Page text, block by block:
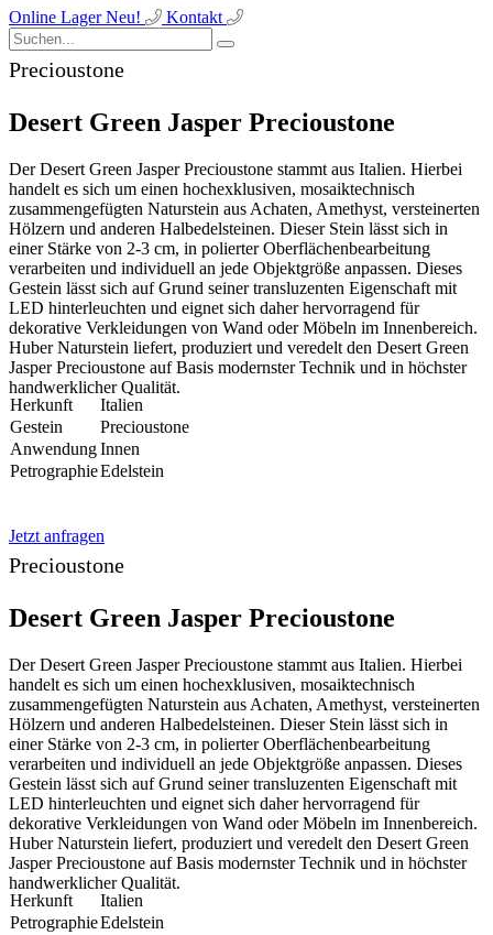
Online LagerNeu! Kontakt
Precioustone
Desert Green Jasper Precioustone
Der Desert Green Jasper Precioustone stammt aus Italien. Hierbei
handelt es sich um einen hochexklusiven, mosaiktechnisch
zusammengefügten Naturstein aus Achaten, Amethyst, versteinerten
Hölzern und anderen Halbedelsteinen. Dieser Stein lässt sich in
einer Stärke von 2-3 cm, in polierter Oberflächenbearbeitung
verarbeiten und individuell an jede Objektgröße anpassen. Dieses
Gestein lässt sich auf Grund seiner transluzenten Eigenschaft mit
LED hinterleuchten und eignet sich daher hervorragend für
dekorative Verkleidungen von Wand oder Möbeln im Innenbereich.
Huber Naturstein liefert, produziert und veredelt den Desert Green
Jasper Precioustone auf Basis modernster Technik und in höchster
handwerklicher Qualität.
Herkunft
Italien
Gestein
Precioustone
AnwendungInnen
PetrographieEdelstein
Jetzt anfragen
Precioustone
Desert Green Jasper Precioustone
Der Desert Green Jasper Precioustone stammt aus Italien. Hierbei
handelt es sich um einen hochexklusiven, mosaiktechnisch
zusammengefügten Naturstein aus Achaten, Amethyst, versteinerten
Hölzern und anderen Halbedelsteinen. Dieser Stein lässt sich in
einer Stärke von 2-3 cm, in polierter Oberflächenbearbeitung
verarbeiten und individuell an jede Objektgröße anpassen. Dieses
Gestein lässt sich auf Grund seiner transluzenten Eigenschaft mit
LED hinterleuchten und eignet sich daher hervorragend für
dekorative Verkleidungen von Wand oder Möbeln im Innenbereich.
Huber Naturstein liefert, produziert und veredelt den Desert Green
Jasper Precioustone auf Basis modernster Technik und in höchster
handwerklicher Qualität.
Herkunft
Italien
PetrographieEdelstein